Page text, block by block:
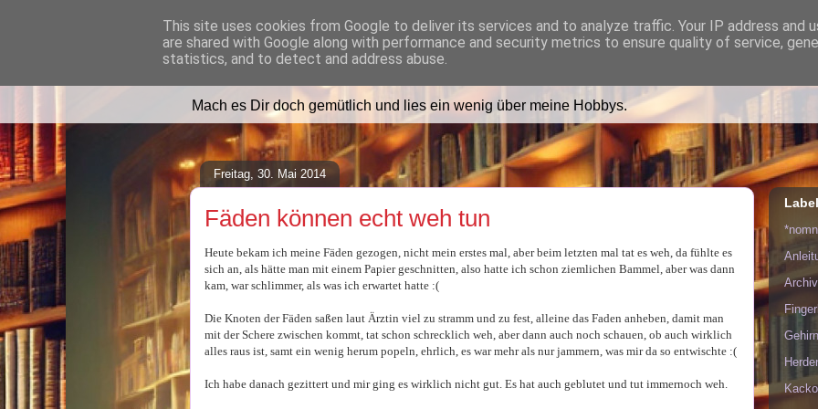
Lilafusselfee lädt Dich in ihr Wohnzimmer
Mach es Dir doch gemütlich und lies ein wenig über meine Hobbys.
Freitag, 30. Mai 2014
Fäden können echt weh tun
Heute bekam ich meine Fäden gezogen, nicht mein erstes mal, aber beim letzten mal tat es weh, da fühlte es
sich an, als hätte man mit einem Papier geschnitten, also hatte ich schon ziemlichen Bammel, aber was dann
kam, war schlimmer, als was ich erwartet hatte :(
Die Knoten der Fäden saßen laut Ärztin viel zu stramm und zu fest, alleine das Faden anheben, damit man
mit der Schere zwischen kommt, tat schon schrecklich weh, aber dann auch noch schauen, ob auch wirklich
alles raus ist, samt ein wenig herum popeln, ehrlich, es war mehr als nur jammern, was mir da so entwischte :(
Ich habe danach gezittert und mir ging es wirklich nicht gut. Es hat auch geblutet und tut immernoch weh.
Archiv
This site uses cookies from Google to deliver its services and to analyze traffic. Your IP address and
are shared with Google along with performance and security metrics to ensure quality of service,
statistics, and to detect and address abuse.